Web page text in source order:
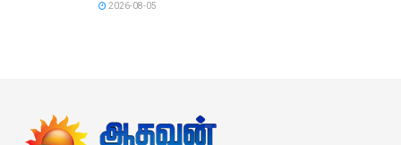
2026-08-05